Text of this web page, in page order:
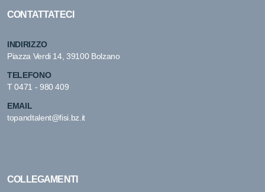
CONTATTATECI
INDIRIZZO
Piazza Verdi 14, 39100 Bolzano
TELEFONO
T0471 - 980 409
EMAIL
topandtalent@fisi.bz.it
COLLEGAMENTI